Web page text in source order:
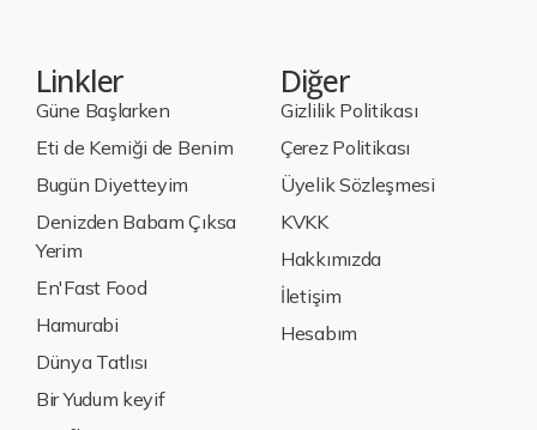
Linkler
Güne Başlarken
Eti de Kemiği de Benim
Bugün Diyetteyim
Denizden Babam Çıksa
Yerim
En'Fast Food
Hamurabi
Dünya Tatlısı
Bir Yudum keyif
Diğer
Gizlilik Politikası
Çerez Politikası
Üyelik Sözleşmesi
KVKK
Hakkımızda
İletişim
Hesabım